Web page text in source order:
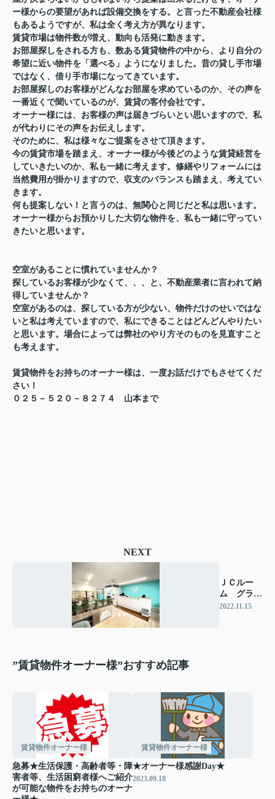
ー様からの要望があれば設備交換をする。と言った不動産会社様
もあるようですが、私は全く考え方が異なります。
賃貸市場は物件数が増え、動向も活発に動きます。
お部屋探しをされる方も、数ある賃貸物件の中から、より自分の
希望に近い物件を「選べる」ようになりました。昔の貸し手市場
ではなく、借り手市場になってきています。
お部屋探しのお客様がどんなお部屋を求めているのか、その声を
一番近くで聞いているのが、賃貸の客付会社です。
オーナー様には、お客様の声は届きづらいとい思いますので、私
が代わりにその声をお伝えします。
そのために、私は様々なご提案をさせて頂きます。
今の賃貸市場を踏まえ、オーナー様が今後どのような賃貸経営を
していきたいのか、私も一緒に考えます。修繕やリフォームには
当然費用が掛かりますので、収支のバランスも踏まえ、考えてい
きます。
何も提案しない！と言うのは、無関心と同じだと私は思います。
オーナー様からお預かりした大切な物件を、私も一緒に守ってい
きたいと思います。
空室があることに慣れていませんか？
探しているお客様が少なくて、、、と、不動産業者に言われて納
得していませんか？
空室があるのは、探している方が少ない、物件だけのせいではな
いと私は考えていますので、私にできることはどんどんやりたい
と思います。場合によっては弊社のやり方そのものを見直すこと
も考えます。
賃貸物件をお持ちのオーナー様は、一度お話だけでもさせてくだ
さい！
０２５－５２０－８２７４ 山本まで
NEXT
ＪＣルー
ム グラン
ドオープ
2022.11.15
”賃貸物件オーナー様”おすすめ記事
賃貸物件オーナー様
急募★生活保護・高齢者等・障
害者等、生活困窮者様へご紹介
が可能な物件をお持ちのオーナ
賃貸物件オーナー様
★オーナー様感謝Day★
2023.09.18